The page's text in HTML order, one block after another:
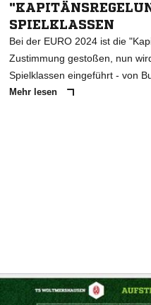
SPIELKLASSEN
Bei der EURO 2024 ist die
Zustimmung gestoßen, nun
Spielklassen eingeführt - von
Mehr lesen